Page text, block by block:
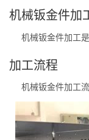
机械钣金件加
机械钣金件加工
加工流程
机械钣金件加工